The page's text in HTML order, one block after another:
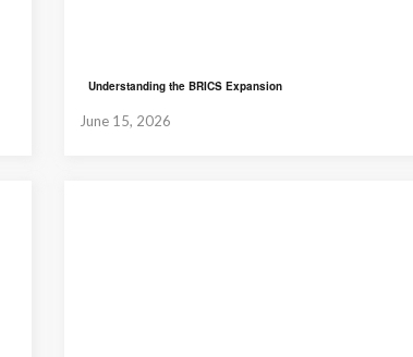
Understanding the BRICS Expansion
June 15, 2026